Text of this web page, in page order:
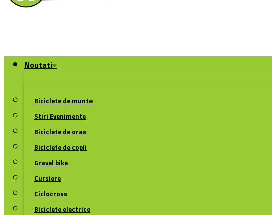
Noutati
Biciclete de munte
Stiri Evenimente
Biciclete de oras
Biciclete de copii
Gravel bike
Cursiere
Ciclocross
Biciclete electrice